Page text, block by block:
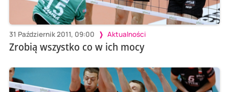
31 Październik 2011, 09:00 Aktualności
Zrobią wszystko co w ich mocy